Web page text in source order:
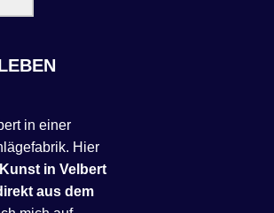
in einer
Hier
Kunst in Velbert
aus dem